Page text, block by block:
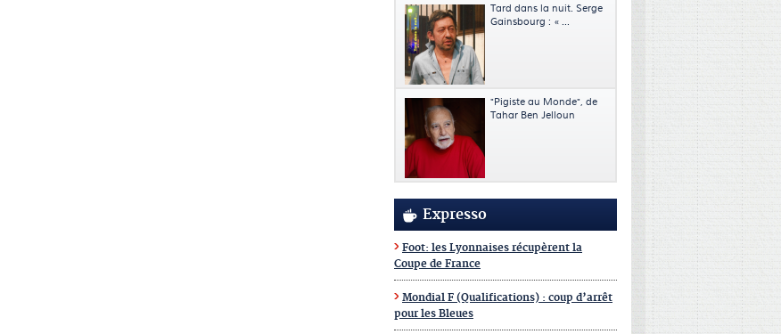
Tard dans la nuit. Serge
Gainsbourg : « ...
"Pigiste au Monde", de
Tahar Ben Jelloun
Expresso
Foot: les Lyonnaises récupèrent la
Coupe de France
Mondial F (Qualifications) : coup d’arrêt
pour les Bleues